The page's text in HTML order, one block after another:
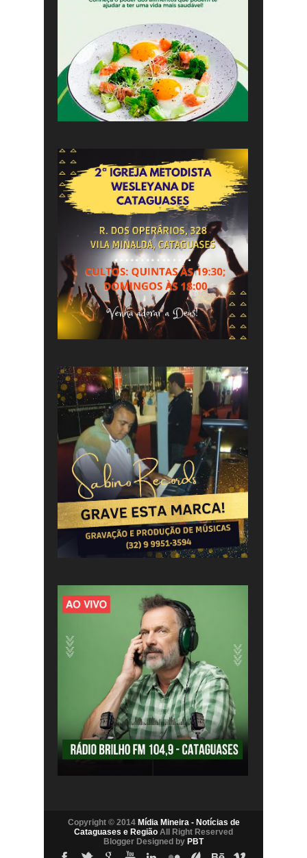
Copyright © 2014 Mídia Mineira - Notícias de
Cataguases e Região All Right Reserved
Blogger Designed by PBT